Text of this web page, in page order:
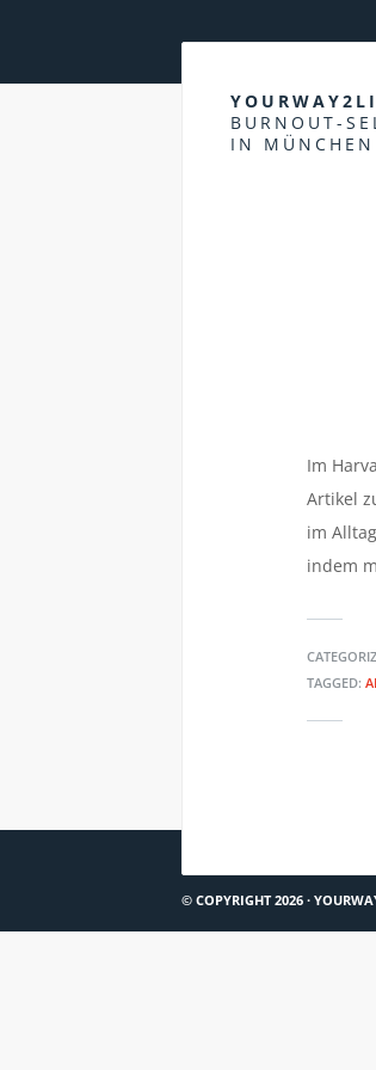
BURNOUT-
IN MÜNCHEN
Im
Artikel
im
indem
TAGGED:
© COPYRIGHT 2026 ·